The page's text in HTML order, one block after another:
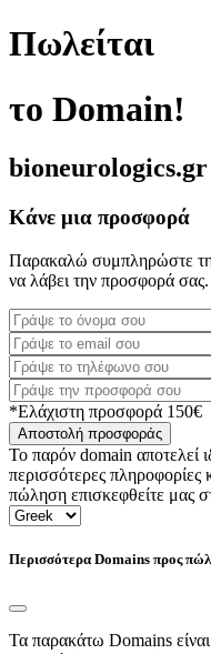
Πωλείται
το Domain!
bioneurologics.gr
Κάνε μια προσφορά
Παρακαλώ συμπληρώστε
να λάβει την προσφορά σας.
*Ελάχιστη προσφορά 150€
Αποστολή προσφοράς
Το παρόν domain αποτελεί
περισσότερες πληροφορίες
πώληση επισκεφθείτε μας
Περισσότερα Domains προς
Τα παρακάτω Domains